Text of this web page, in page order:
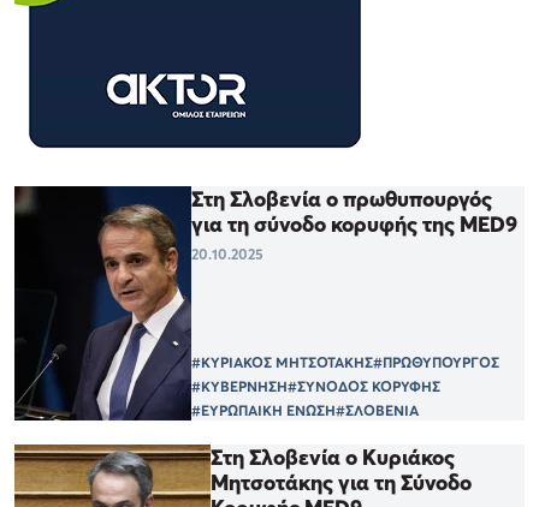
Στη Σλοβενία ο πρωθυπουργός
για τη σύνοδο κορυφής της MED9
20.10.2025
#ΚΥΡΙΑΚΟΣ ΜΗΤΣΟΤΑΚΗΣ#ΠΡΩΘΥΠΟΥΡΓΟΣ
#ΚΥΒΕΡΝΗΣΗ#ΣΥΝΟΔΟΣ ΚΟΡΥΦΗΣ
#ΕΥΡΩΠΑΙΚΗ ΕΝΩΣΗ#ΣΛΟΒΕΝΙΑ
Στη Σλοβενία ο Κυριάκος
Μητσοτάκης για τη Σύνοδο